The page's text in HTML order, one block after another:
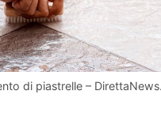
di piastrelle –